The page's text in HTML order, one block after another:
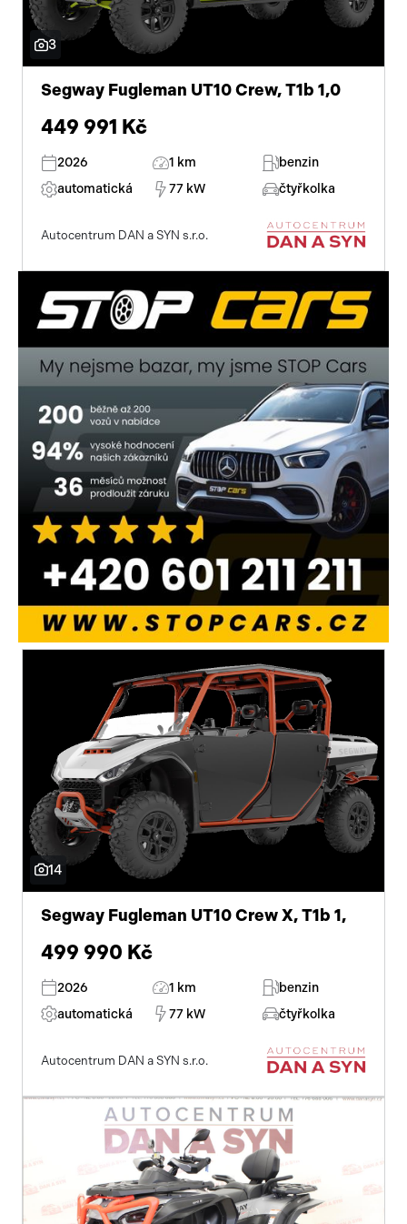
3
Segway Fugleman UT10 Crew, T1b 1,0
449 991 Kč
2026 1 km
benzin
automatická
77 kW čtyřkolka
Autocentrum DAN a SYN s.r.o.
14
Segway Fugleman UT10 Crew X, T1b 1,
499 990 Kč
2026 1 km
benzin
automatická
77 kW čtyřkolka
Autocentrum DAN a SYN s.r.o.